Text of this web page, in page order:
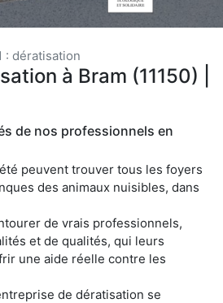
: dératisation
à Bram (11150) |
de nos professionnels en
peuvent trouver tous les foyers
des animaux nuisibles, dans
de vrais professionnels,
et de qualités, qui leurs
une aide réelle contre les
de dératisation se